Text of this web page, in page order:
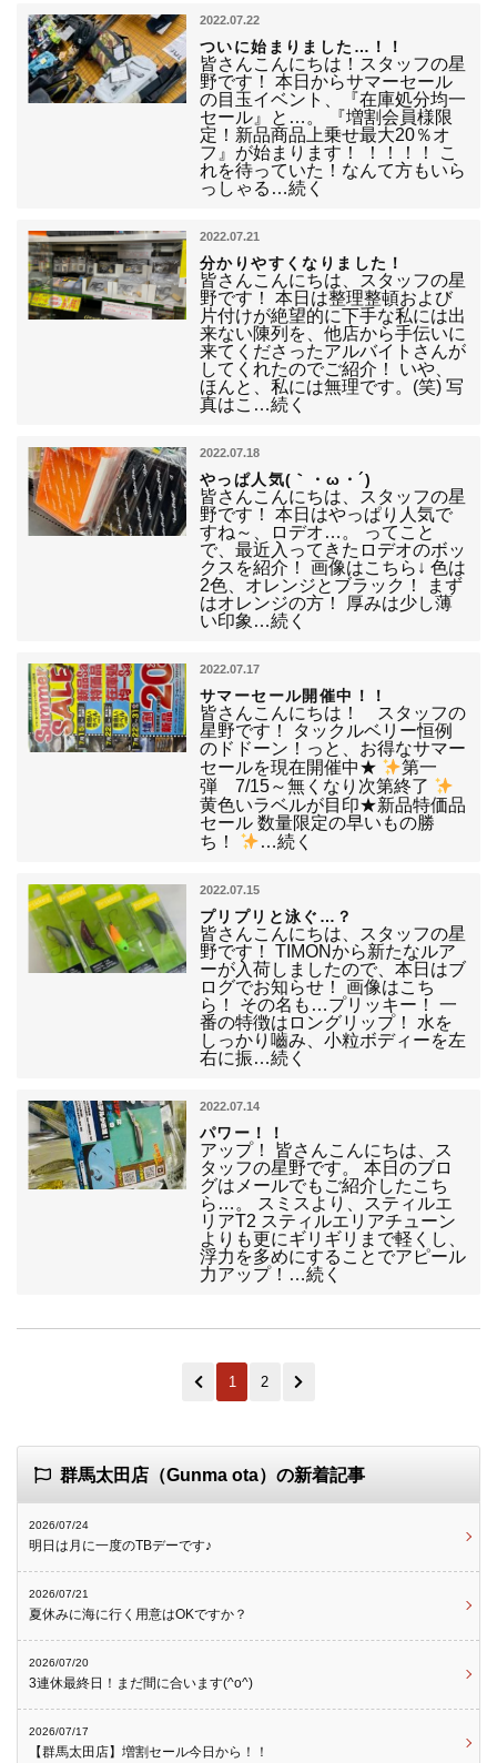
2022.07.22
ついに始まりました…！！
皆さんこんにちは！スタッフの星
野です！ 本日からサマーセール
の目玉イベント、『在庫処分均一
セール』と…。 『増割会員様限
定！新品商品上乗せ最大20％オ
フ』が始まります！ ！！！！ こ
れを待っていた！なんて方もいら
っしゃる…続く
2022.07.21
分かりやすくなりました！
皆さんこんにちは、スタッフの星
野です！ 本日は整理整頓および
片付けが絶望的に下手な私には出
来ない陳列を、他店から手伝いに
来てくださったアルバイトさんが
してくれたのでご紹介！ いや、
ほんと、私には無理です。(笑) 写
真はこ…続く
2022.07.18
やっぱ人気(｀・ω・´)
皆さんこんにちは、スタッフの星
野です！ 本日はやっぱり人気で
すね～、ロデオ…。 ってこと
で、最近入ってきたロデオのボッ
クスを紹介！ 画像はこちら↓ 色は
2色、オレンジとブラック！ まず
はオレンジの方！ 厚みは少し薄
い印象…続く
2022.07.17
サマーセール開催中！！
皆さんこんにちは！ スタッフの
星野です！ タックルベリー恒例
のドドーン！っと、お得なサマー
セールを現在開催中★
第一
弾 7/15～無くなり次第終了
黄色いラベルが目印★新品特価品
セール 数量限定の早いもの勝
ち！
…続く
2022.07.15
プリプリと泳ぐ…？
皆さんこんにちは、スタッフの星
野です！ TIMONから新たなルア
ーが入荷しましたので、本日はブ
ログでお知らせ！ 画像はこち
ら！ その名も…プリッキー！ 一
番の特徴はロングリップ！ 水を
しっかり嚙み、小粒ボディーを左
右に振…続く
2022.07.14
パワー！！
アップ！ 皆さんこんにちは、ス
タッフの星野です。 本日のブロ
グはメールでもご紹介したこち
ら…。 スミスより、スティルエ
リアT2 スティルエリアチューン
よりも更にギリギリまで軽くし、
浮力を多めにすることでアピール
力アップ！…続く
1 2
群馬太田店（Gunma ota）の新着記事
2026/07/24
明日は月に一度のTBデーです♪
2026/07/21
夏休みに海に行く用意はOKですか？
2026/07/20
3連休最終日！まだ間に合います(^o^)
2026/07/17
【群馬太田店】増割セール今日から！！